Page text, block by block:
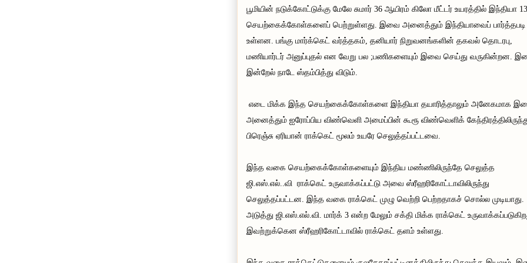
பூமியின் நடுக்கோட்டுக்கு மேலே சுமார் 36 ஆயிரம் கிலோ மீட்டர் உயரத்தில் இந்தியா 13
செயற்கைக்கோள்களைப் பெற்றுள்ளது. இவை அனைத்தும் இந்தியாவைப் பார்த்தபடி
உள்ளன. பங்கு மார்க்கெட் வர்த்தகம், தனியார் நிறுவனங்களின் தகவல் தொடரபு,
மணியார்டர் அனுப்புதல் என வேறு பல ;பணிகளையும் இவை செய்து வருகின்றன.
இன்றேல் நாடே ஸ்தம்பித்து விடும்.
எடை மிக்க இந்த செயற்கைக்கோள்களை இந்தியா தயாரித்தாலும் அனேகமாக
அனைத்தும் ஐரோப்பிய விண்வெளி அமைப்பின் கூரூ விண்வெளிக்
பிரெஞ்சு ஏரியான் ராக்கெட் மூலம் உயரே செலுத்தப்பட்டவை.
இந்த வகை செயற்கைக்கோள்களையும் இந்திய மண்ணிலிருந்தே செலுத்த
ஜி.எஸ்.எல்..வி ராக்கெட் உருவாக்கப்பட்டு அவை ஸ்ரீஹரிகோட்டாவிலிருந்து
செலுத்தப்பட்டன. இந்த வகை ராக்கெட் முழு வெற்றி பெற்றதாகச் சொல்ல முடியாது.
அடுத்து ஜி.எஸ்.எல்.வி. மார்க் 3 என்ற மேலும் சக்தி மிக்க ராக்கெட்
இவற்றுக்கென ஸ்ரீஹரிகோட்டாவில் ராக்கெட் தளம் உள்ளது.